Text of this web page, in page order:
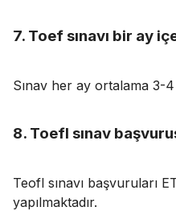
7. Toef sınavı bir ay
Sınav her ay ortalama 3-
8. Toefl sınav
Teofl sınavı başvuruları
yapılmaktadır.